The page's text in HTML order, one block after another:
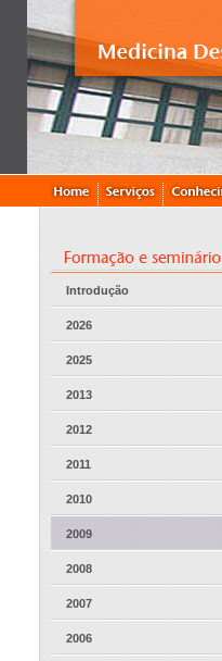
Introdução
2026
2025
2013
2012
2011
2010
2009
2008
2007
2006